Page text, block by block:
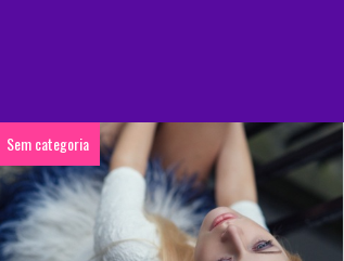
Sem categoria